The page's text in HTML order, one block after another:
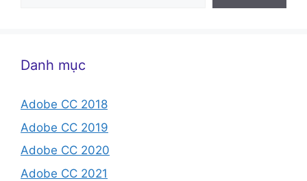
Danh mục
Adobe CC 2018
Adobe CC 2019
Adobe CC 2020
Adobe CC 2021